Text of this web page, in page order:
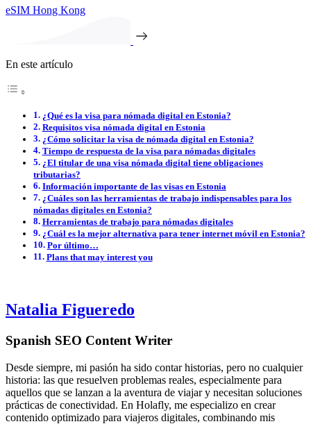
eSIM Hong Kong
En este artículo
¿Qué es la visa para nómada digital en Estonia?
Requisitos visa nómada digital en Estonia
¿Cómo solicitar la visa de nómada digital en Estonia?
Tiempo de respuesta de la visa para nómadas digitales
¿El titular de una visa nómada digital tiene obligaciones
tributarias?
Información importante de las visas en Estonia
¿Cuáles son las herramientas de trabajo indispensables para los
nómadas digitales en Estonia?
Herramientas de trabajo para nómadas digitales
¿Cuál es la mejor alternativa para tener internet móvil en Estonia?
Por último…
Plans that may interest you
Natalia Figueredo
Spanish SEO Content Writer
Desde siempre, mi pasión ha sido contar historias, pero no cualquier
historia: las que resuelven problemas reales, especialmente para
aquellos que se lanzan a la aventura de viajar y necesitan soluciones
prácticas de conectividad. En Holafly, me especializo en crear
contenido optimizado para viajeros digitales, combinando mis